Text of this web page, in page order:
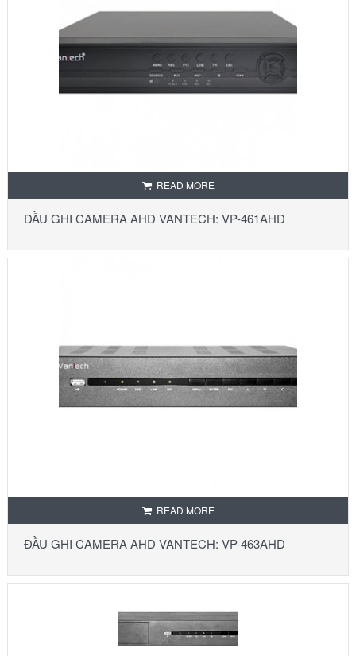
READ MORE
ĐẦU GHI CAMERA AHD VANTECH: VP-461AHD
READ MORE
ĐẦU GHI CAMERA AHD VANTECH: VP-463AHD